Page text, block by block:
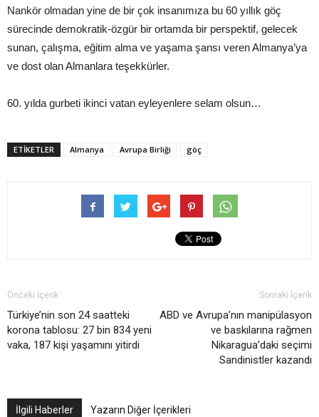
Nankör olmadan yine de bir çok insanımıza bu 60 yıllık göç
sürecinde demokratik-özgür bir ortamda bir perspektif, gelecek
sunan, çalışma, eğitim alma ve yaşama şansı veren Almanya’ya
ve dost olan Almanlara teşekkürler.
60. yılda gurbeti ikinci vatan eyleyenlere selam olsun…
ETIKETLER Almanya Avrupa Birliği göç
Önceki İçerik
Türkiye’nin son 24 saatteki
korona tablosu: 27 bin 834 yeni
vaka, 187 kişi yaşamını yitirdi
Sonraki İçerik
ABD ve Avrupa’nın manipülasyon
ve baskılarına rağmen
Nikaragua’daki seçimi
Sandinistler kazandı
İlgili Haberler Yazarın Diğer İçerikleri